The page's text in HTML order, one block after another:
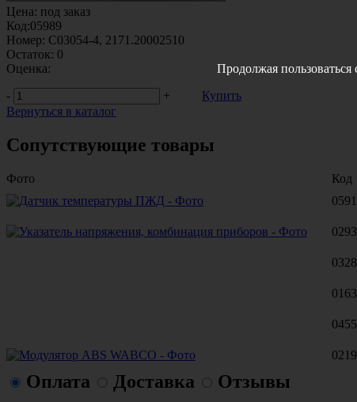
Цена: под заказ
Код:05989
Номер: С03054-4, 2171.20002510
Остаток: 0
Оценка:
-
+
Купить
Вернуться в каталог
Сопутствующие товары
Фото Код
Оплата Доставка Отзывы
Продолжая